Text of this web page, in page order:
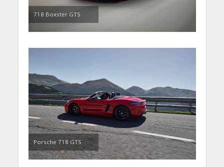
718 Boxster GTS
Porsche 718 GTS